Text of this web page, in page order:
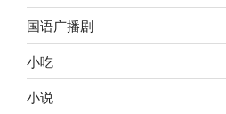
国语广播剧
小吃
小说